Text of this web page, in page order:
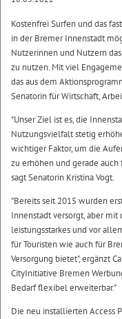
Kostenfrei Surfen und das
in der Bremer Innenstadt
Nutzerinnen und Nutzern
zu nutzen. Mit viel
das aus dem
Senatorin für Wirtschaft,
"Unser Ziel ist es, die
Nutzungsvielfalt stetig
wichtiger Faktor, um die
zu erhöhen und gerade
sagt Senatorin Kristina Vogt.
"Bereits seit 2015 wurden
Innenstadt versorgt, aber
leistungsstarkes und vor
für Touristen wie auch für
Versorgung bietet", ergänzt
CityInitiative Bremen
Bedarf flexibel erweiterbar."
Die neu installierten Access